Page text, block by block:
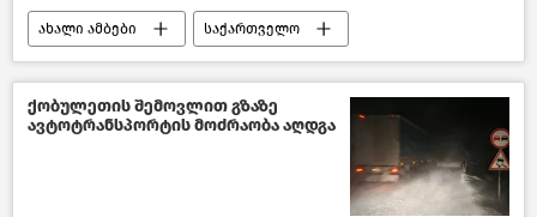
ახალი ამბები საქართველო
ქობულეთის შემოვლით გზაზე
ავტოტრანსპორტის მოძრაობა აღდგა